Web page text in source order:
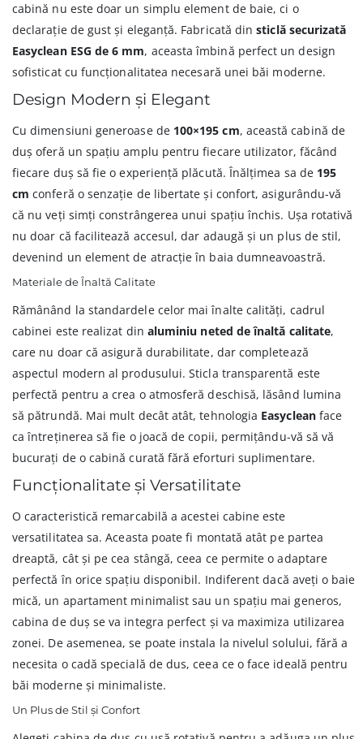
cabină nu este doar un simplu element de baie, ci o
declarație de gust și eleganță. Fabricată dinsticlă securizată
Easyclean ESG de 6 mm, aceasta îmbină perfect un design
sofisticat cu funcționalitatea necesară unei băi moderne.
Design Modern și Elegant
Cu dimensiuni generoase de 100×195 cm, această cabină de
duș oferă un spațiu amplu pentru fiecare utilizator, făcând
fiecare duș să fie o experiență plăcută. Înălțimea sa de 195
cm conferă o senzație de libertate și confort, asigurându-vă
că nu veți simți constrângerea unui spațiu închis. Ușa rotativă
nu doar că facilitează accesul, dar adaugă și un plus de stil,
devenind un element de atracție în baia dumneavoastră.
Materiale de Înaltă Calitate
Rămânând la standardele celor mai înalte calități, cadrul
cabinei este realizat din aluminiu neted de înaltă calitate,
care nu doar că asigură durabilitate, dar completează
aspectul modern al produsului. Sticla transparentă este
perfectă pentru a crea o atmosferă deschisă, lăsând lumina
să pătrundă. Mai mult decât atât, tehnologia Easycleanface
ca întreținerea să fie o joacă de copii, permițându-vă să vă
bucurați de o cabină curată fără eforturi suplimentare.
Funcționalitate și Versatilitate
O caracteristică remarcabilă a acestei cabine este
versatilitatea sa. Aceasta poate fi montată atât pe partea
dreaptă, cât și pe cea stângă, ceea ce permite o adaptare
perfectă în orice spațiu disponibil. Indiferent dacă aveți o baie
mică, un apartament minimalist sau un spațiu mai generos,
cabina de duș se va integra perfect și va maximiza utilizarea
zonei. De asemenea, se poate instala la nivelul solului, fără a
necesita o cadă specială de dus, ceea ce o face ideală pentru
băi moderne și minimaliste.
Un Plus de Stil și Confort